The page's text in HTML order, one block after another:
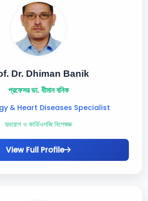
Dr. Dhiman Banik
প্রফেসর ডা. ধীমান বনিক
& Heart Diseases Specialist
হৃদরোগ ও কার্ডিওলজি বিশেষজ্ঞ
View Full Profile